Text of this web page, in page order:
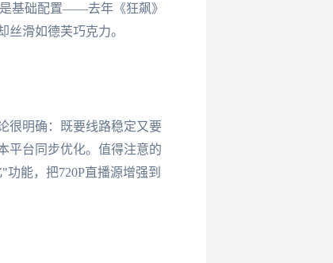
基础配置——去年《狂飙》
丝滑如德芙巧克力。
很明确：既要线路稳定又要
平台同步优化。值得注意的
能，把720P直播源增强到